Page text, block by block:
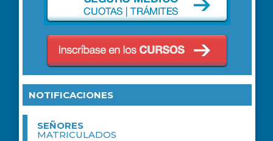
NOTIFICACIONES
SEÑORES
MATRICULADOS